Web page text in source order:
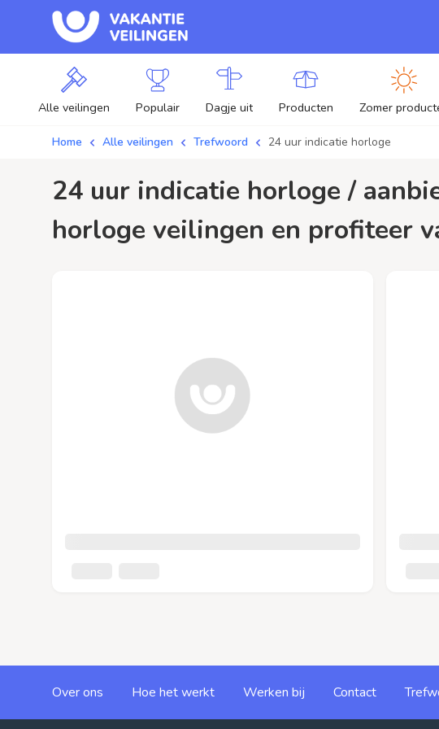
Alle veilingen Populair Dagje uit Producten Zomer
Home Alle veilingen Trefwoord 24 uur indicatie horloge
24 uur indicatie horloge / aanbiedingen - Plaats je bod op 24 uur indicatie
horloge veilingen en profiteer
Over ons Hoe het werkt Werken bij Contact